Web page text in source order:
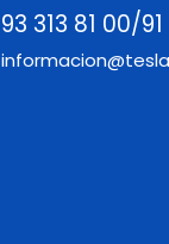
93 313 81 00/